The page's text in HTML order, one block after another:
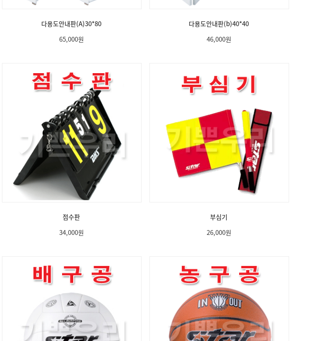
다용도안내판(A)30*80
65,000원
다용도안내판(b)40*40
46,000원
점수판
34,000원
부심기
26,000원